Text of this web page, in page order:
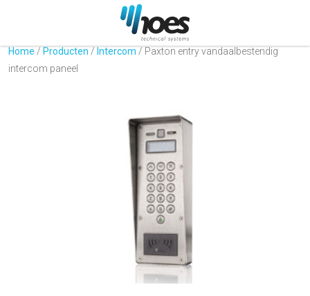
Home / Producten / Intercom / Paxton entry vandaalbestendig
intercom paneel